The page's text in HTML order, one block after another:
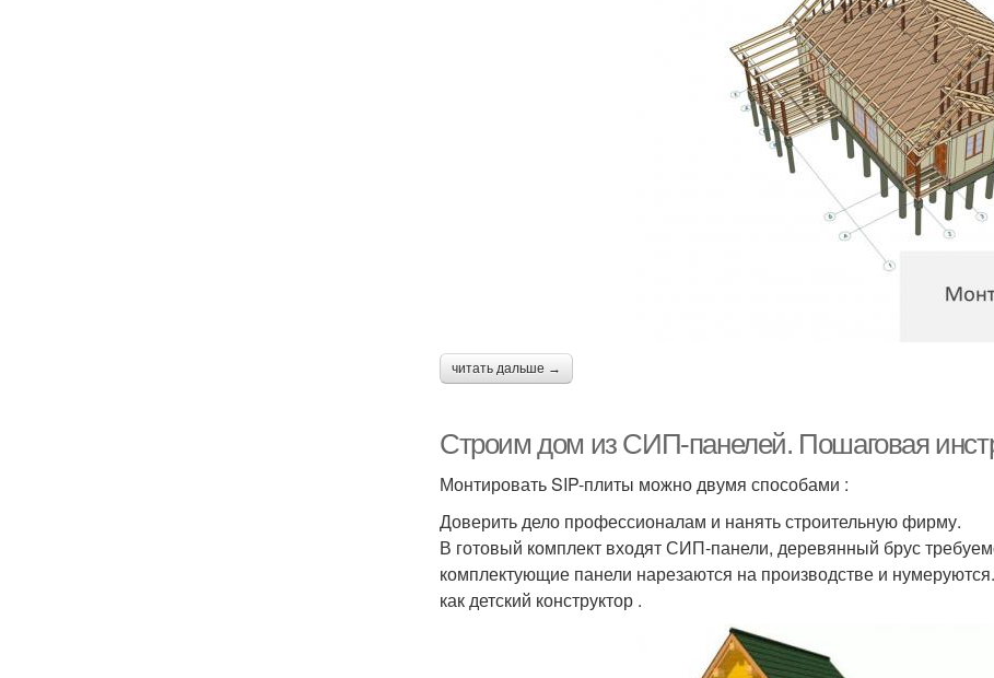
читать дальше →
Строим дом из СИП-панелей. Пошаговая
Монтировать SIP-плиты можно двумя способами :
Доверить дело профессионалам и нанять строительную фирму.
В готовый комплект входят СИП-панели, деревянный брус
комплектующие панели нарезаются на производстве и
как детский конструктор .